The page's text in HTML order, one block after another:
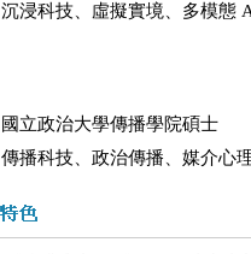
沉浸科技、虛擬實境、多模態
國立政治大學傳播學院碩士
傳播科技、政治傳播、媒介心